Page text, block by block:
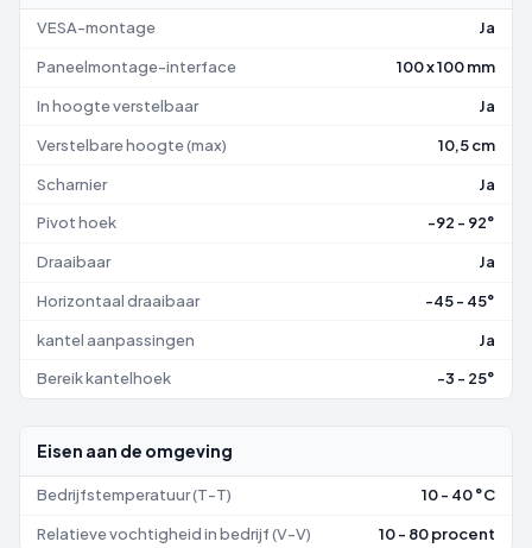
VESA-montage Ja
Paneelmontage-interface 100 x 100 mm
In hoogte verstelbaar Ja
Verstelbare hoogte (max) 10,5 cm
Scharnier Ja
Pivot hoek -92 - 92°
Draaibaar Ja
Horizontaal draaibaar -45 - 45°
kantel aanpassingen Ja
Bereik kantelhoek -3 - 25°
Eisen aan de omgeving
Bedrijfstemperatuur (T-T) 10 - 40 °C
Relatieve vochtigheid in bedrijf (V-V) 10 - 80 procent